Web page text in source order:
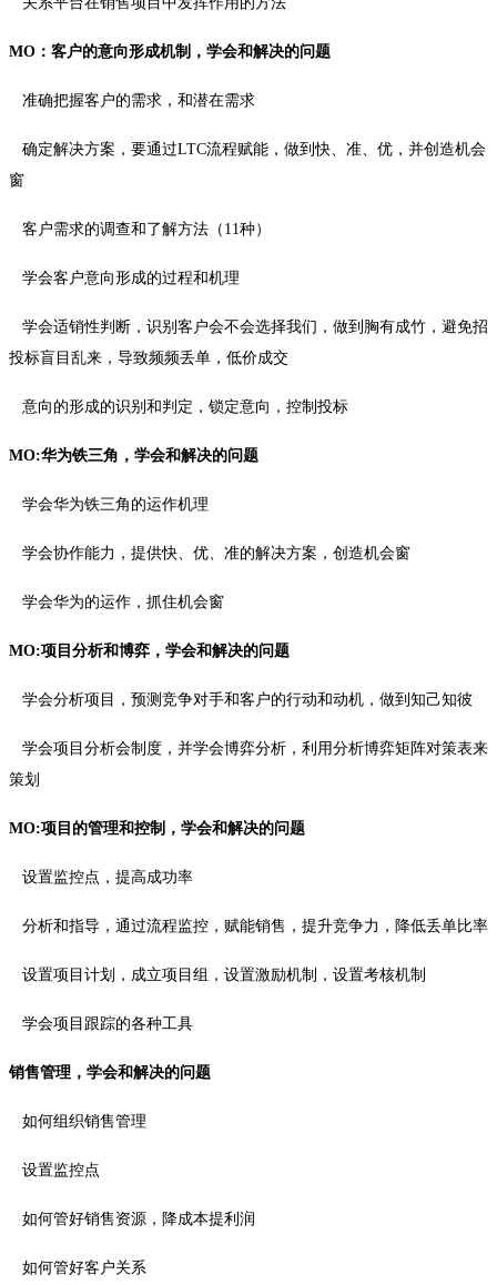
MO：客户的意向形成机制，学会和解决的问题
准确把握客户的需求，和潜在需求
确定解决方案，要通过LTC流程赋能，做到快、准、优，并创造机会
窗
客户需求的调查和了解方法（11种）
学会客户意向形成的过程和机理
学会适销性判断，识别客户会不会选择我们，做到胸有成竹，避免招
投标盲目乱来，导致频频丢单，低价成交
意向的形成的识别和判定，锁定意向，控制投标
MO:华为铁三角，学会和解决的问题
学会华为铁三角的运作机理
学会协作能力，提供快、优、准的解决方案，创造机会窗
学会华为的运作，抓住机会窗
MO:项目分析和博弈，学会和解决的问题
学会分析项目，预测竞争对手和客户的行动和动机，做到知己知彼
学会项目分析会制度，并学会博弈分析，利用分析博弈矩阵对策表来
策划
MO:项目的管理和控制， 学会和解决的问题
设置监控点，提高成功率
分析和指导，通过流程监控，赋能销售，提升竞争力，降低丢单比率
设置项目计划，成立项目组，设置激励机制，设置考核机制
学会项目跟踪的各种工具
销售管理，学会和解决的问题
如何组织销售管理
设置监控点
如何管好销售资源，降成本提利润
如何管好客户关系